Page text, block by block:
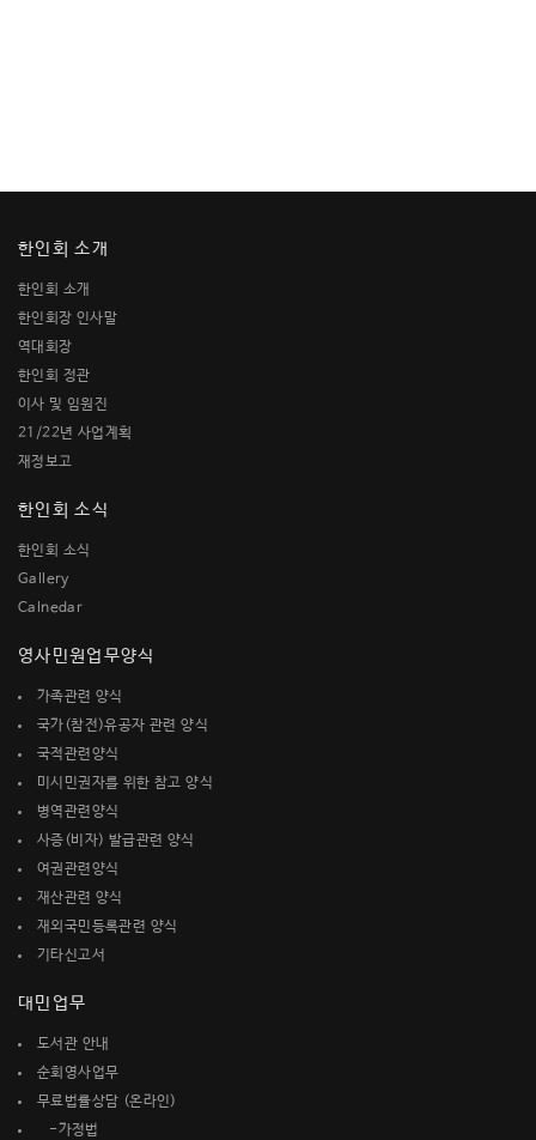
한인회 소개
한인회 소개
한인회장 인사말
역대회장
한인회 정관
이사 및 임원진
21/22년 사업계획
재정보고
한인회 소식
한인회 소식
Gallery
Calnedar
영사민원업무양식
가족관련 양식
국가(참전)유공자 관련 양식
국적관련양식
미시민권자를 위한 참고 양식
병역관련양식
사증(비자) 발급관련 양식
여권관련양식
재산관련 양식
재외국민등록관련 양식
기타신고서
대민업무
도서관 안내
순회영사업무
무료법률상담 (온라인)
-가정법